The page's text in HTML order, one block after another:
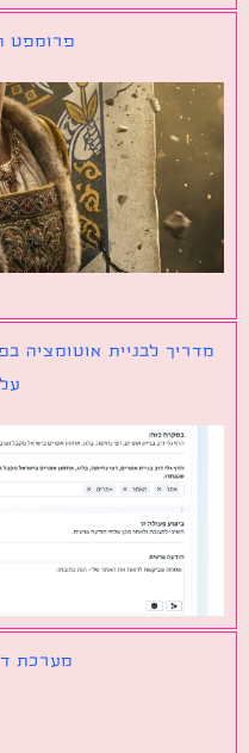
פרומפט תמונת
לבניית אוטומציה
על פי
מערכת דיוור